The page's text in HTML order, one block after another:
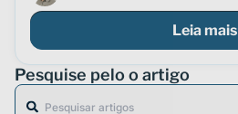
Leia mais
Pesquise pelo o artigo